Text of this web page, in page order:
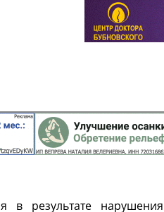
в результате нарушения